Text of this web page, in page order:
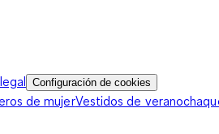
Configuración de cookies
de mujerVestidos de verano